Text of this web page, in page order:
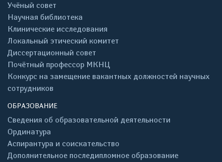
Учёный совет
Научная библиотека
Клинические исследования
Локальный этический комитет
Диссертационный совет
Почётный профессор МКНЦ
Конкурс на замещение вакантных должностей научных
сотрудников
ОБРАЗОВАНИЕ
Сведения об образовательной деятельности
Ординатура
Аспирантура и соискательство
Дополнительное последипломное образование